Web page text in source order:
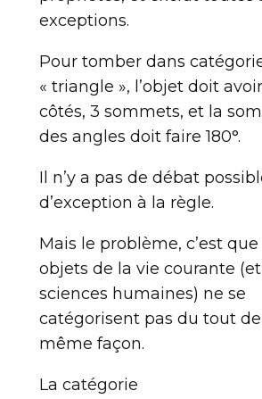
exceptions.
Pour tomber dans
« triangle », l’objet doit
côtés, 3 sommets, et la
des angles doit faire 180°.
Il n’y a pas de débat
d’exception à la règle.
Mais le problème, c’est que
objets de la vie courante
sciences humaines) ne se
catégorisent pas du tout
même façon.
La catégorie